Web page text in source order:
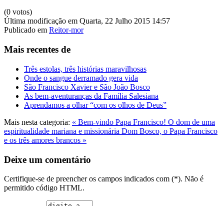
(0 votos)
Última modificação em Quarta, 22 Julho 2015 14:57
Publicado em Reitor-mor
Mais recentes de
Três estolas, três histórias maravilhosas
Onde o sangue derramado gera vida
São Francisco Xavier e São João Bosco
As bem-aventuranças da Família Salesiana
Aprendamos a olhar “com os olhos de Deus”
Mais nesta categoria: « Bem-vindo Papa Francisco! O dom de uma
espiritualidade mariana e missionária Dom Bosco, o Papa Francisco
e os três amores brancos »
Deixe um comentário
Certifique-se de preencher os campos indicados com (*). Não é
permitido código HTML.